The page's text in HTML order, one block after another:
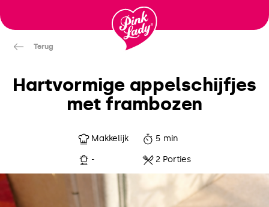
naar
inhoudTerug
Hartvormige appelschijfjes
met frambozen
Makkelijk 5 min
- 2 Porties